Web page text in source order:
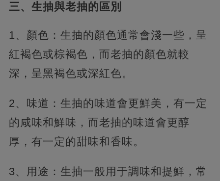
三、生抽與老抽的區別
1、顏色：生抽的顏色通常會淺一些，呈
紅褐色或棕褐色，而老抽的顏色就較
深，呈黑褐色或深紅色。
2、味道：生抽的味道會更鮮美，有一定
的咸味和鮮味，而老抽的味道會更醇
厚，有一定的甜味和香味。
3、用途：生抽一般用于調味和提鮮，常